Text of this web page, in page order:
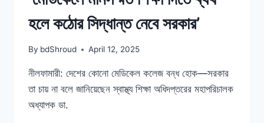
হলে কঠোর সিদ্ধান্ত নেবে সরকার’
By bdShroud April 12, 2025
নীলফামারী: দেশের কোনো মেডিকেল কলেজ বন্ধ হোক—সরকার
তা চায় না বলে জানিয়েছেন স্বাস্থ্য শিক্ষা অধিদপ্তরের মহাপরিচালক
অধ্যাপক ডা.